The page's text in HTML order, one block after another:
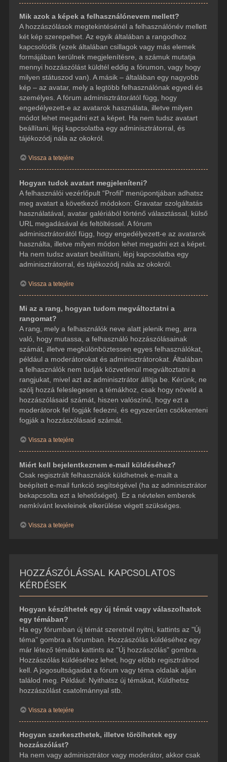
Mik azok a képek a felhasználónevem mellett?
A hozzászólások megtekintésénél a felhasználónév mellett
két kép szerepelhet. Az egyik általában a rangodhoz
kapcsolódik (ezek általában csillagok vagy más elemek
formájában kerülnek megjelenítésre, a számuk mutatja
mennyi hozzászólást küldtél eddig a fórumon, vagy hogy
milyen státuszod van). A másik – általában egy nagyobb
kép – az avatar, mely a legtöbb felhasználónak egyedi és
személyes. A fórum adminisztrátorától függ, hogy
engedélyezett-e az avatarok használata, illetve milyen
módot lehet megadni ezt a képet. Ha nem tudsz avatart
beállítani, lépj kapcsolatba egy adminisztrátorral, és
tájékozódj nála az okokról.
Vissza a tetejére
Hogyan tudok avatart megjeleníteni?
A felhasználói vezérlőpult “Profil” menüpontjában adhatsz
meg avatart a következő módokon: Gravatar szolgáltatás
használatával, avatar galériából történő választással, külső
URL megadásával és feltöltéssel. A fórum
adminisztrátorától függ, hogy engedélyezett-e az avatarok
használta, illetve milyen módon lehet megadni ezt a képet.
Ha nem tudsz avatart beállítani, lépj kapcsolatba egy
adminisztrátorral, és tájékozódj nála az okokról.
Vissza a tetejére
Mi az a rang, hogyan tudom megváltoztatni a
rangomat?
A rang, mely a felhasználók neve alatt jelenik meg, arra
való, hogy mutassa, a felhasználó hozzászólásainak
számát, illetve megkülönböztessen egyes felhasználókat,
például a moderátorokat és adminisztrátorokat. Általában
a felhasználók nem tudják közvetlenül megváltoztatni a
rangjukat, mivel azt az adminisztrátor állítja be. Kérünk, ne
szólj hozzá feleslegesen a témákhoz, csak hogy növeld a
hozzászólásaid számát, hiszen valószínű, hogy ezt a
moderátorok fel fogják fedezni, és egyszerűen csökkenteni
fogják a hozzászólásaid számát.
Vissza a tetejére
Miért kell bejelentkeznem e-mail küldéséhez?
Csak regisztrált felhasználók küldhetnek e-mailt a
beépített e-mail funkció segítségével (ha az adminisztrátor
bekapcsolta ezt a lehetőséget). Ez a névtelen emberek
nemkívánt leveleinek elkerülése végett szükséges.
Vissza a tetejére
HOZZÁSZÓLÁSSAL KAPCSOLATOS
KÉRDÉSEK
Hogyan készíthetek egy új témát vagy válaszolhatok
egy témában?
Ha egy fórumban új témát szeretnél nyitni, kattints az "Új
téma" gombra a fórumban. Hozzászólás küldéséhez egy
már létező témába kattints az "Új hozzászólás" gombra.
Hozzászólás küldéséhez lehet, hogy előbb regisztrálnod
kell. A jogosultságaidat a fórum vagy téma oldalak alján
találod meg. Például: Nyithatsz új témákat, Küldhetsz
hozzászólást csatolmánnyal stb.
Vissza a tetejére
Hogyan szerkeszthetek, illetve törölhetek egy
hozzászólást?
Ha nem vagy adminisztrátor vagy moderátor, akkor csak